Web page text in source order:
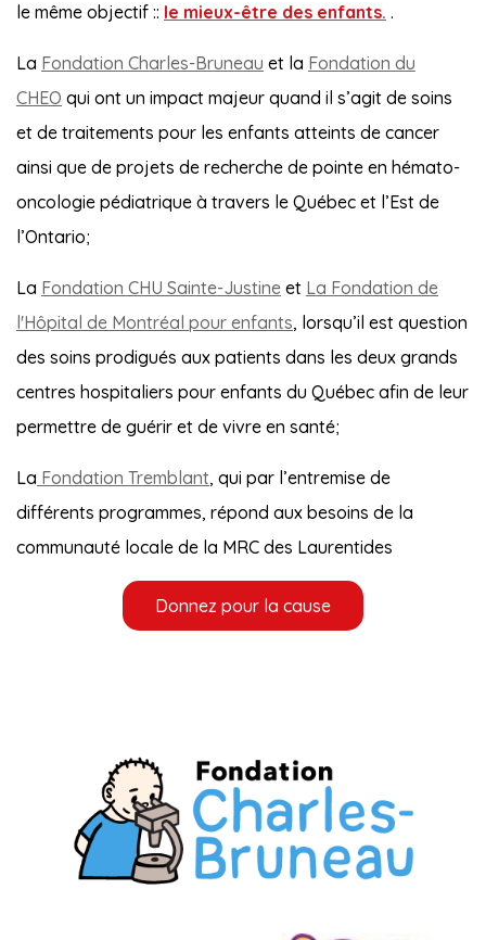
le même objectif :: le mieux-être des enfants. .
La Fondation Charles-Bruneau et la Fondation du
CHEO qui ont un impact majeur quand il s’agit de soins
et de traitements pour les enfants atteints de cancer
ainsi que de projets de recherche de pointe en hémato-
oncologie pédiatrique à travers le Québec et l’Est de
l’Ontario;
La Fondation CHU Sainte-Justine et La Fondation de
l'Hôpital de Montréal pour enfants, lorsqu’il est question
des soins prodigués aux patients dans les deux grands
centres hospitaliers pour enfants du Québec afin de leur
permettre de guérir et de vivre en santé;
La Fondation Tremblant, qui par l’entremise de
différents programmes, répond aux besoins de la
communauté locale de la MRC des Laurentides
Donnez pour la cause